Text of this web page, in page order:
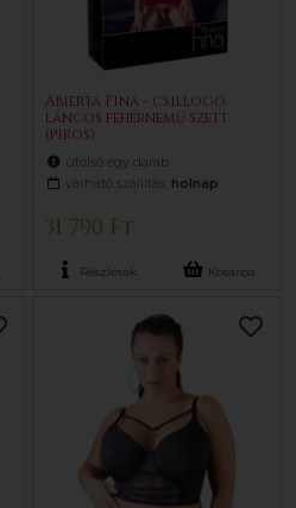
Abierta Fina - csillogó
láncos fehérnemű szett
(piros)
utolsó egy darab
várható szállítás: holnap
31 790 Ft
Részletek Kosárba